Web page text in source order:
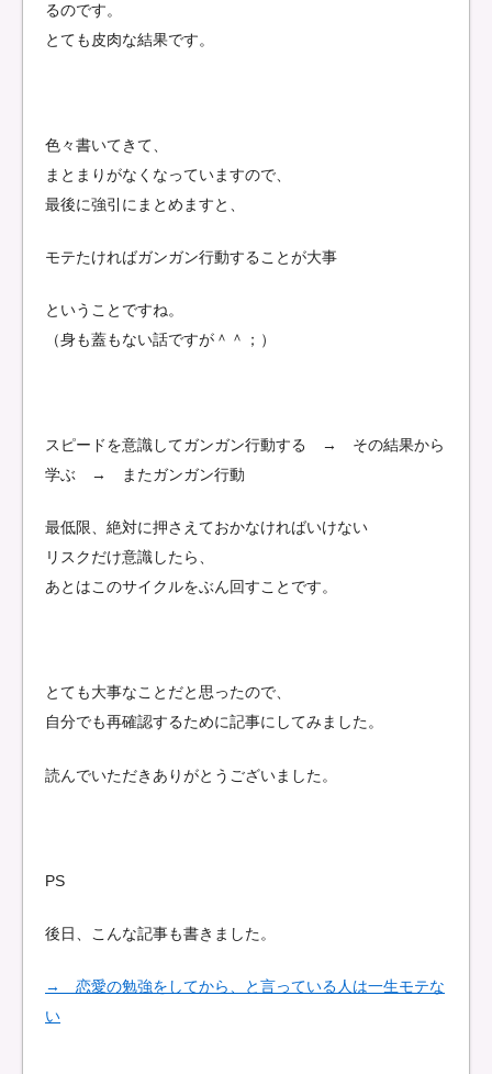
るのです。
とても皮肉な結果です。
色々書いてきて、
まとまりがなくなっていますので、
最後に強引にまとめますと、
モテたければガンガン行動することが大事
ということですね。
（身も蓋もない話ですが＾＾；）
スピードを意識してガンガン行動する → その結果から
学ぶ → またガンガン行動
最低限、絶対に押さえておかなければいけない
リスクだけ意識したら、
あとはこのサイクルをぶん回すことです。
とても大事なことだと思ったので、
自分でも再確認するために記事にしてみました。
読んでいただきありがとうございました。
PS
後日、こんな記事も書きました。
→ 恋愛の勉強をしてから、と言っている人は一生モテな
い